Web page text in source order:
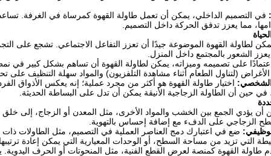
في التصميم الداخلي، يمكن أن تعمل طاولة القهوة كمرساة في الغرفة.
مما يعزز تدفق الحركة داخل التصميم.
لطاولة القهوة الموضوعة جيدًا أن تعزز التفاعل الاجتماعي. تشجع على
الشعور بالمجتمع داخل المنزل.
على تصميمه وميزاته، يمكن لطاولة القهوة أن تساهم بشكل كبير في
(لتناول الطعام أثناء مشاهدة التلفزيون) والمواد سهلة التنظيف على
اختيار طاولة القهوة هو أكثر من مجرد عملية؛ إنه يعكس الأذواق
حين أن الطاولة الزجاجية الأنيقة يمكن أن تدل على البساطة الحديثة.
أن يؤدي الجمع بين الخشب والمواد الأخرى، مثل المعدن أو الزجاج، إلى خلق
الزجاجي على الدفء مع إضافة إحساس بالتهوية.
ضع في اعتبارك دمج العناصر العملية في التصميم، مثل الطاولات
التي تزيد من مساحة السطح، أو الوحدات المعيارية التي يمكن إعادة
طاولة القهوة كمنصة لعرض القطع الفنية، مثل المنحوتات أو الحرف